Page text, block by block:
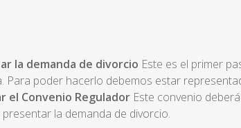
la demanda de divorcio Este es el primer
Para poder hacerlo debemos estar
el Convenio Regulador Este convenio
la demanda de divorcio.